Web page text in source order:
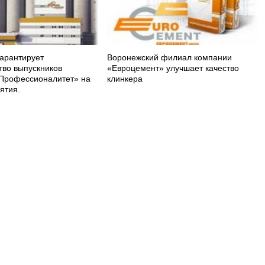
выпускников
на
Воронежский филиал компании
«Евроцемент» улучшает качество
клинкера